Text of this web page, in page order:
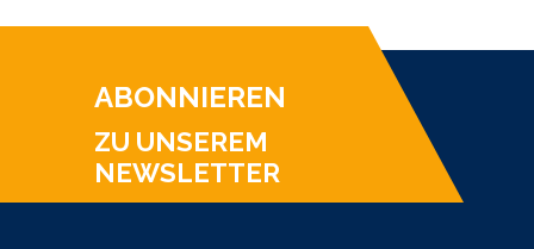
ABONNIEREN
ZU UNSEREM
NEWSLETTER